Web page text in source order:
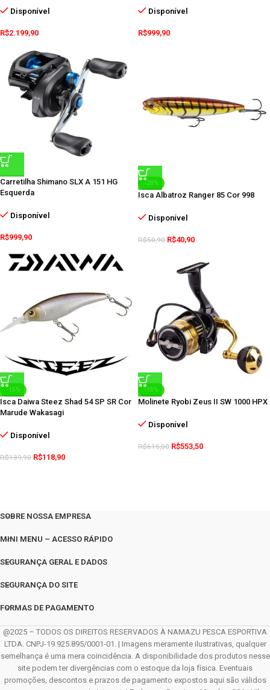
Disponível
R$2.199,90
Disponível
R$999,90
Carretilha Shimano SLX A 151 HG
Esquerda
Disponível
R$999,90
-20%
Isca Albatroz Ranger 85 Cor 998
Disponível
R$50,90 R$40,90
-15%
Isca Daiwa Steez Shad 54 SP SR Cor
Marude Wakasagi
Disponível
R$139,90 R$118,90
-10%
Molinete Ryobi Zeus II SW 1000 HPX
Disponível
R$615,00 R$553,50
SOBRE NOSSA EMPRESA
MINI MENU – ACESSO RÁPIDO
SEGURANÇA GERAL E DADOS
SEGURANÇA DO SITE
FORMAS DE PAGAMENTO
@2025 – TODOS OS DIREITOS RESERVADOS À NAMAZU PESCA ESPORTIVA
LTDA. CNPJ-19.925.895/0001-01. | Imagens meramente ilustrativas, qualquer
semelhança é uma mera coincidência. A disponibilidade dos produtos nesse
site podem ter divergências com o estoque da loja física. Eventuais
promoções, descontos e prazos de pagamento expostos aqui são válidos